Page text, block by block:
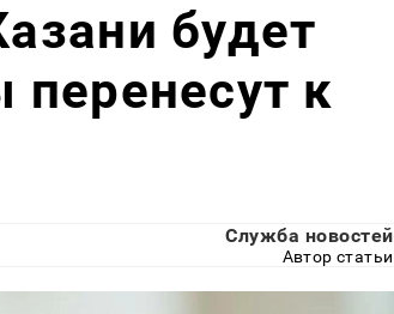
будет
перенесут к
Служба новостей
Автор статьи